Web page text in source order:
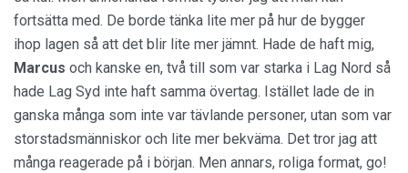
fortsätta med. De borde tänka lite mer på hur de bygger
ihop lagen så att det blir lite mer jämnt. Hade de haft mig,
Marcus och kanske en, två till som var starka i Lag Nord så
hade Lag Syd inte haft samma övertag. Istället lade de in
ganska många som inte var tävlande personer, utan som var
storstadsmänniskor och lite mer bekväma. Det tror jag att
många reagerade på i början. Men annars, roliga format, go!